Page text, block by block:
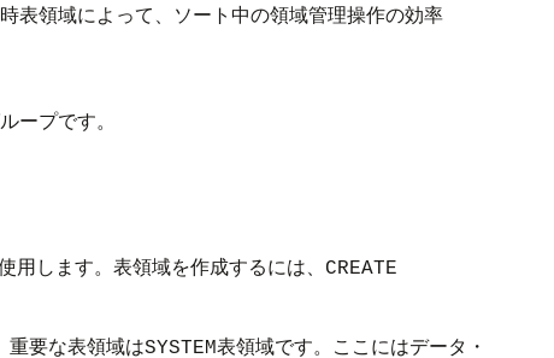
表領域によって、ソート中の領域管理操作の効率
ープです。
用します。表領域を作成するには、
CREATE
重要な表領域はSYSTEM表領域です。ここにはデータ・